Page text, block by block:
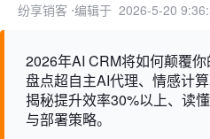
纷享销客 ⋅编辑于 2026-5-20
2026年AI CRM将如何颠覆
盘点超自主AI代理、情感计
揭秘提升效率30%以上、读
与部署策略。